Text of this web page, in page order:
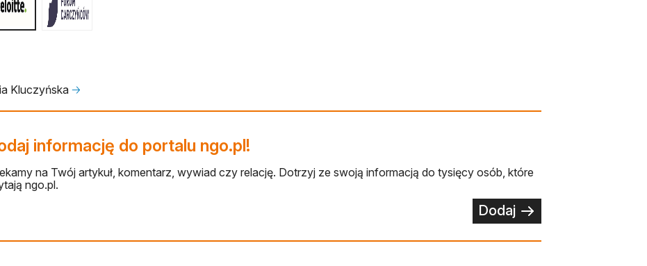
Kluczyńska 🡢
informację do portalu ngo.pl!
na Twój artykuł, komentarz, wywiad czy relację. Dotrzyj ze swoją informacją do tysięcy osób, które
ngo.pl.
Dodaj